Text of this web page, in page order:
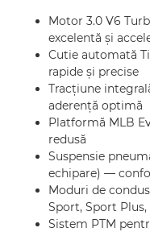
Motor 3.0 V6
excelentă și
Cutie automată
rapide și precise
Tracțiune
aderență optimă
Platformă MLB
redusă
Suspensie
echipare) —
Moduri de
Sport, Sport Plus,
Sistem PTM